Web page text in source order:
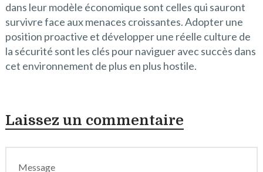
dans leur modèle économique sont celles qui sauront
survivre face aux menaces croissantes. Adopter une
position proactive et développer une réelle culture de
la sécurité sont les clés pour naviguer avec succès dans
cet environnement de plus en plus hostile.
Laissez un commentaire